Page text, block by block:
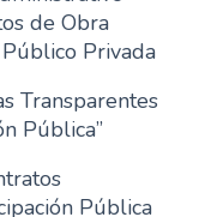
de Obra
Privada
Transparentes
Pública”
Pública